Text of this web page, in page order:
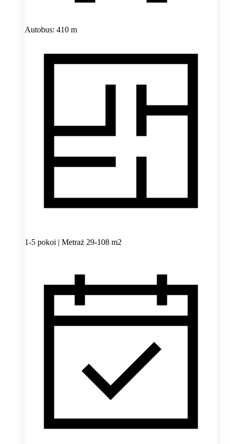
Autobus: 410 m
1-5 pokoi | Metraż 29-108 m2